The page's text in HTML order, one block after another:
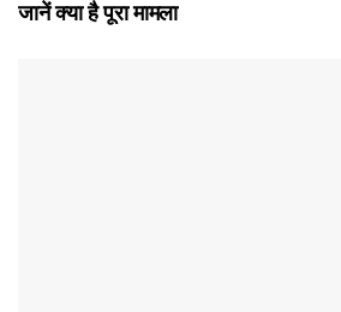
जानें क्या है पूरा मामला